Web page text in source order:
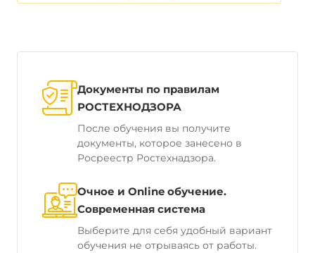
Документы по правилам
РОСТЕХНОДЗОРА
После обучения вы получите
документы, которое занесено в
Росреестр Ростехнадзора.
Очное и Online обучение.
Современная система
Выберите для себя удобный вариант
обучения не отрываясь от работы.